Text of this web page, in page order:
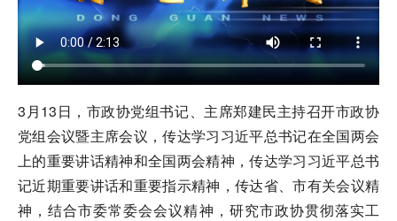
3月13日，市政协党组书记、主席郑建民主持召开市政协
党组会议暨主席会议，传达学习习近平总书记在全国两会
上的重要讲话精神和全国两会精神，传达学习习近平总书
记近期重要讲话和重要指示精神，传达省、市有关会议精
神，结合市委常委会会议精神，研究市政协贯彻落实工